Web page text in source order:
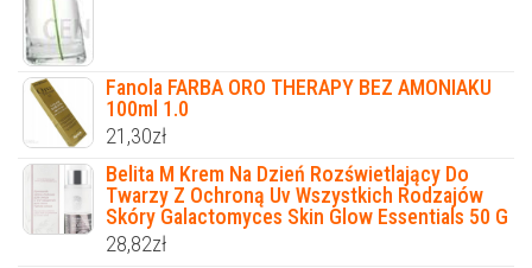
Fanola FARBA ORO THERAPY BEZ AMONIAKU
100ml 1.0
21,30zł
Belita M Krem Na Dzień Rozświetlający Do
Twarzy Z Ochroną Uv Wszystkich Rodzajów
Skóry Galactomyces Skin Glow Essentials 50 G
28,82zł